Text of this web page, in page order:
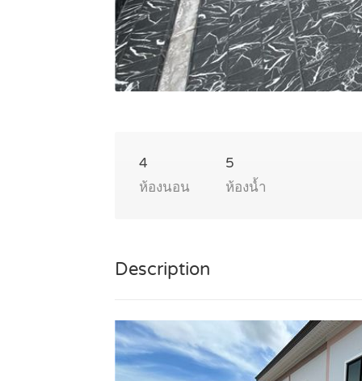
4
ห้องนอน
5
ห้องน้ำ
Description